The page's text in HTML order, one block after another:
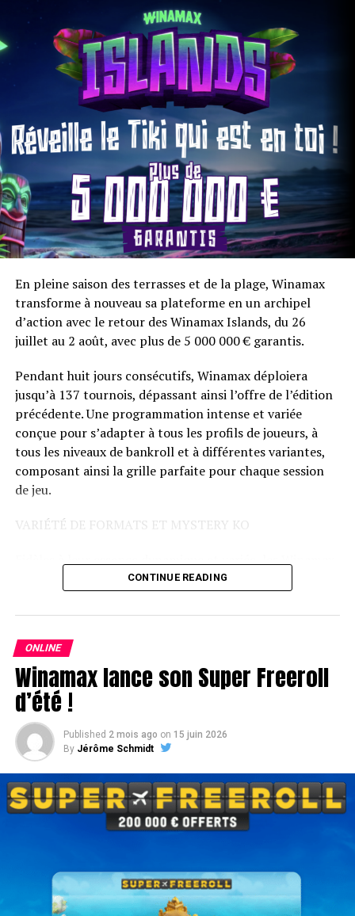
plateau décrocheront leur qualification directe pour un
des deux grands tournois finaux City of Gold – Final
100K. Deux éditions freeroll, qui se tiendront les lundi
17 et mardi 18 août à 20h30, avec 100 000 € garantis sur
chacune d’entre elles, soit un total de 200 000 € offerts
lors de ces deux soirées d’exception.
En pleine saison des terrasses et de la plage, Winamax
transforme à nouveau sa plateforme en un archipel
d’action avec le retour des Winamax Islands, du 26
juillet au 2 août, avec plus de 5 000 000 € garantis.
Pendant huit jours consécutifs, Winamax déploiera
jusqu’à 137 tournois, dépassant ainsi l’offre de l’édition
précédente. Une programmation intense et variée
conçue pour s’adapter à tous les profils de joueurs, à
tous les niveaux de bankroll et à différentes variantes,
composant ainsi la grille parfaite pour chaque session
de jeu.
VARIÉTÉ DE FORMATS ET MYSTERY KO
Islands proposent différents formats pour ne laisser
Space KO, la folie du Trident et des tournois en
variantes mixtes comme le HORSE.
Avec un calendrier chargé en action, les Winamax
Islands s’imposent désormais comme un rendez-vous
estival incontournable pour les grinders les plus fidèles.
Tout comprendre sur les Winamax Islands
CONTINUE READING
ONLINE
Winamax lance son Super Freeroll
d’été !
Published 2 mois ago on 15 juin 2026
By Jérôme Schmidt